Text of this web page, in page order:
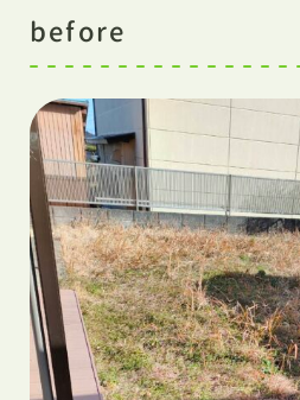
before